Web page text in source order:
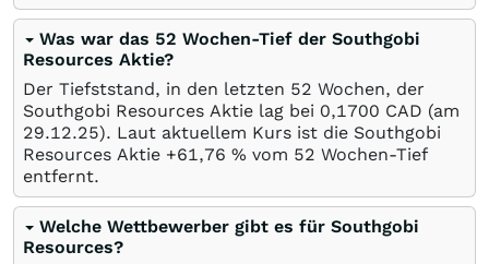
Was war das 52 Wochen-Tief der Southgobi
Resources Aktie?
Der Tiefststand, in den letzten 52 Wochen, der
Southgobi Resources Aktie lag bei 0,1700 CAD (am
29.12.25). Laut aktuellem Kurs ist die Southgobi
Resources Aktie +61,76 % vom 52 Wochen-Tief
entfernt.
Welche Wettbewerber gibt es für Southgobi
Resources?